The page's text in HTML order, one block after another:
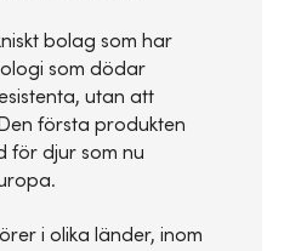
bolag som har
som dödar
utan att
första produkten
för djur som nu
i olika länder, inom